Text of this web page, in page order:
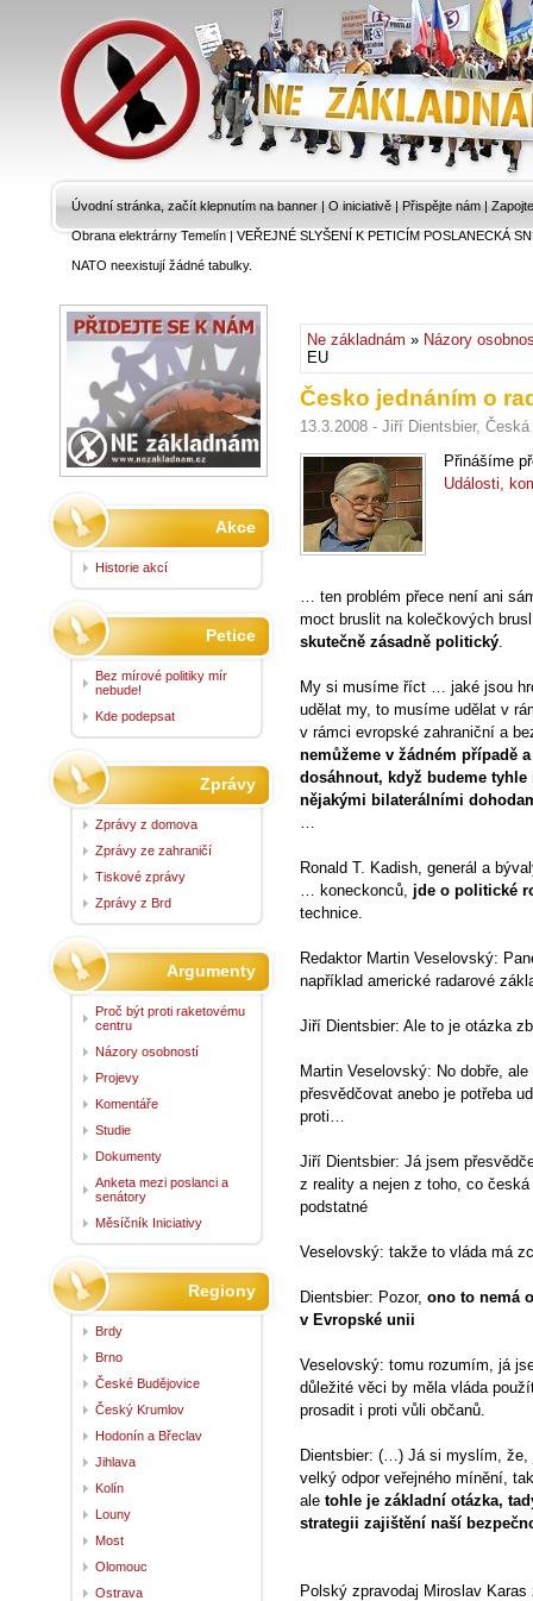
Úvodní stránka, začít klepnutím na banner | O iniciativě | Přispějte nám |
Obrana elektrárny Temelín|VEŘEJNÉ SLYŠENÍ K PETICÍM POSLANECKÁ
NATO neexistují žádné tabulky.
Ne základnám » Názory
EU
Česko jednáním o
13.3.2008 - Jiří Dientsbier,
Přinášíme
Události,
… ten problém přece není ani
moct bruslit na kolečkových
skutečně zásadně politický.
My si musíme říct … jaké jsou
udělat my, to musíme udělat v
v rámci evropské zahraniční a
nemůžeme v žádném případě
dosáhnout, když budeme
nějakými bilaterálními
…
Ronald T. Kadish, generál a
… koneckonců, jde o politické
technice.
Redaktor Martin Veselovský:
například americké radarové
Jiří Dientsbier: Ale to je otázka
Martin Veselovský: No dobře,
přesvědčovat anebo je potřeba
proti…
Jiří Dientsbier: Já jsem
z reality a nejen z toho, co
podstatné
Veselovský: takže to vláda má
Dientsbier: Pozor, ono to nemá
v Evropské unii
Veselovský: tomu rozumím, já
důležité věci by měla vláda
prosadit i proti vůli občanů.
Dientsbier: (…) Já si myslím,
velký odpor veřejného mínění,
ale tohle je základní otázka,
strategii zajištění naší
Polský zpravodaj Miroslav Karas
Akce
Historie akcí
Petice
Bez mírové politiky mír
nebude!
Kde podepsat
Zprávy
Zprávy z domova
Zprávy ze zahraničí
Tiskové zprávy
Zprávy z Brd
Argumenty
Proč být proti raketovému
centru
Názory osobností
Projevy
Komentáře
Studie
Dokumenty
Anketa mezi poslanci a
senátory
Měsíčník Iniciativy
Regiony
Brdy
Brno
České Budějovice
Český Krumlov
Hodonín a Břeclav
Jihlava
Kolín
Louny
Most
Olomouc
Ostrava